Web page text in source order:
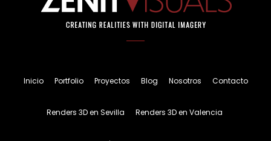
Inicio Portfolio Proyectos Blog Nosotros Contacto
Renders 3D en Sevilla Renders 3D en Valencia